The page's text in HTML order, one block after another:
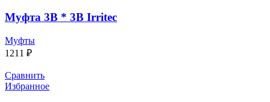
Муфта 3В * 3В Irritec
Муфты
1211 ₽
Сравнить
Избранное